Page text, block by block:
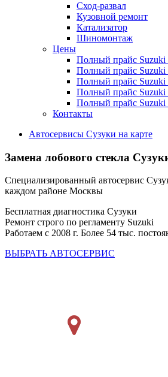
Сход-развал
Кузовной ремонт
Катализатор
Шиномонтаж
Цены
Полный прайс Suzuki
Полный прайс Suzuki
Полный прайс Suzuki
Полный прайс Suzuki
Полный прайс Suzuki
Контакты
Автосервисы Сузуки на карте
Замена лобового стекла
Специализированный автосервис
каждом районе Москвы
Бесплатная диагностика Сузуки
Ремонт строго по регламенту Suzuki
Работаем с 2008 г. Более 54 тыс.
ВЫБРАТЬ АВТОСЕРВИС